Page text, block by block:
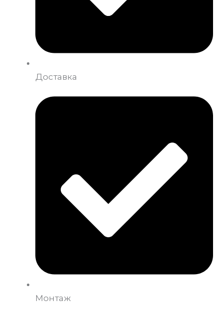
Доставка
Монтаж